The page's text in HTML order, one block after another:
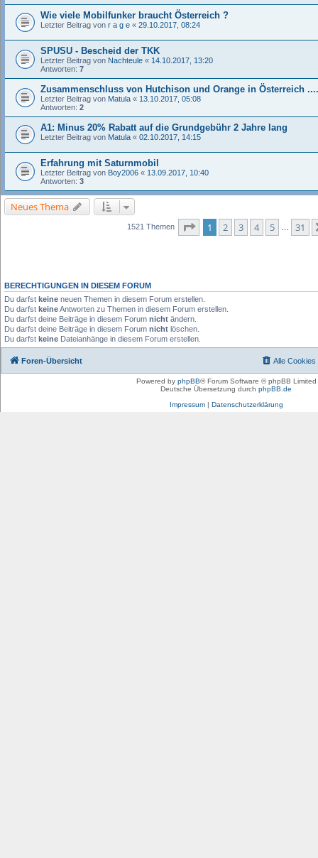
Wie viele Mobilfunker braucht Österreich ?
Letzter Beitrag von r a g e « 29.10.2017, 08:24
SPUSU - Bescheid der TKK
Letzter Beitrag von Nachteule « 14.10.2017, 13:20
Antworten: 7
Zusammenschluss von Hutchison und Orange in Österreich
Letzter Beitrag von Matula « 13.10.2017, 05:08
Antworten: 2
A1: Minus 20% Rabatt auf die Grundgebühr 2 Jahre lang
Letzter Beitrag von Matula « 02.10.2017, 14:15
Erfahrung mit Saturnmobil
Letzter Beitrag von Boy2006 « 13.09.2017, 10:40
Antworten: 3
Neues Thema
1521 Themen Seite von
1 2 3 4 5 31
BERECHTIGUNGEN IN DIESEM FORUM
Du darfst keine neuen Themen in diesem Forum erstellen.
Du darfst keineAntworten zu Themen in diesem Forum erstellen.
Du darfst deine Beiträge in diesem Forum nicht ändern.
Du darfst deine Beiträge in diesem Forum nicht löschen.
Du darfst keine Dateianhänge in diesem Forum erstellen.
Foren-Übersicht Alle Cookies
Powered by phpBB® Forum Software © phpBB Limited
Deutsche Übersetzung durch phpBB.de
Impressum| Datenschutzerklärung